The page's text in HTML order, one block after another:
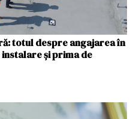
totul despre angajarea în
instalare și prima de